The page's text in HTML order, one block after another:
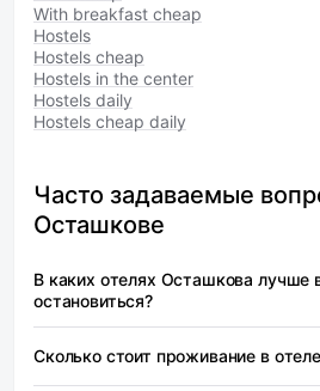
With breakfast cheap
Hostels
Hostels cheap
Hostels in the center
Hostels daily
Hostels cheap daily
Часто задаваемые
Осташкове
В каких отелях Осташкова лучше
остановиться?
Селигер 69 — от 4 550 ₽
Сколько стоит проживание в